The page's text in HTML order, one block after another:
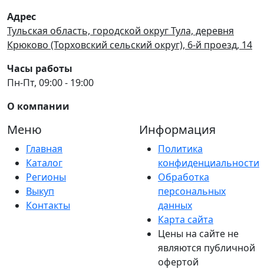
Адрес
Тульская область, городской округ Тула, деревня
Крюково (Торховский сельский округ), 6-й проезд, 14
Часы работы
Пн-Пт, 09:00 - 19:00
О компании
Меню
Главная
Каталог
Регионы
Выкуп
Контакты
Информация
Политика
конфиденциальности
Обработка
персональных
данных
Карта сайта
Цены на сайте не
являются публичной
офертой